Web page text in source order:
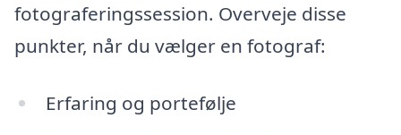
fotograferingssession. Overveje disse
punkter, når du vælger en fotograf:
Erfaring og portefølje